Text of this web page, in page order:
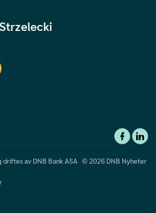
driftes av DNB Bank ASA © 2026 DNB Nyheter